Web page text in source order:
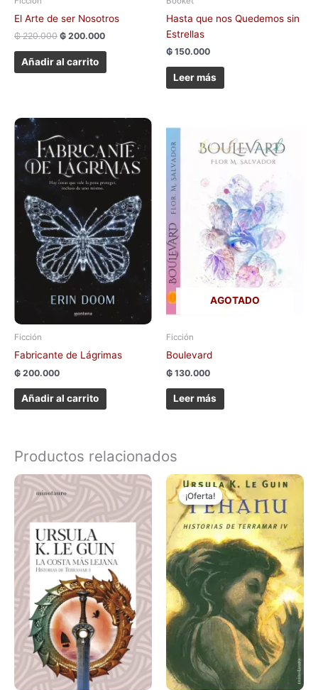
El Arte de ser Nosotros
₲220.000 ₲ 200.000
Añadir al carrito
Hasta que nos Quedemos sin
Estrellas
₲ 150.000
Leer más
Ficción
Fabricante de Lágrimas
₲ 200.000
Añadir al carrito
AGOTADO
Ficción
Boulevard
₲ 130.000
Leer más
Productos relacionados
¡Oferta!
¡Oferta!
El
precio
original
era:
₲ 100.000.
El
precio
actual
es:
₲ 70.000.